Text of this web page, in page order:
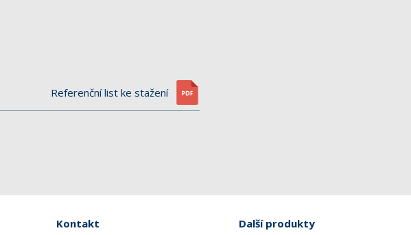
Referenční list ke stažení
Kontakt Další produkty